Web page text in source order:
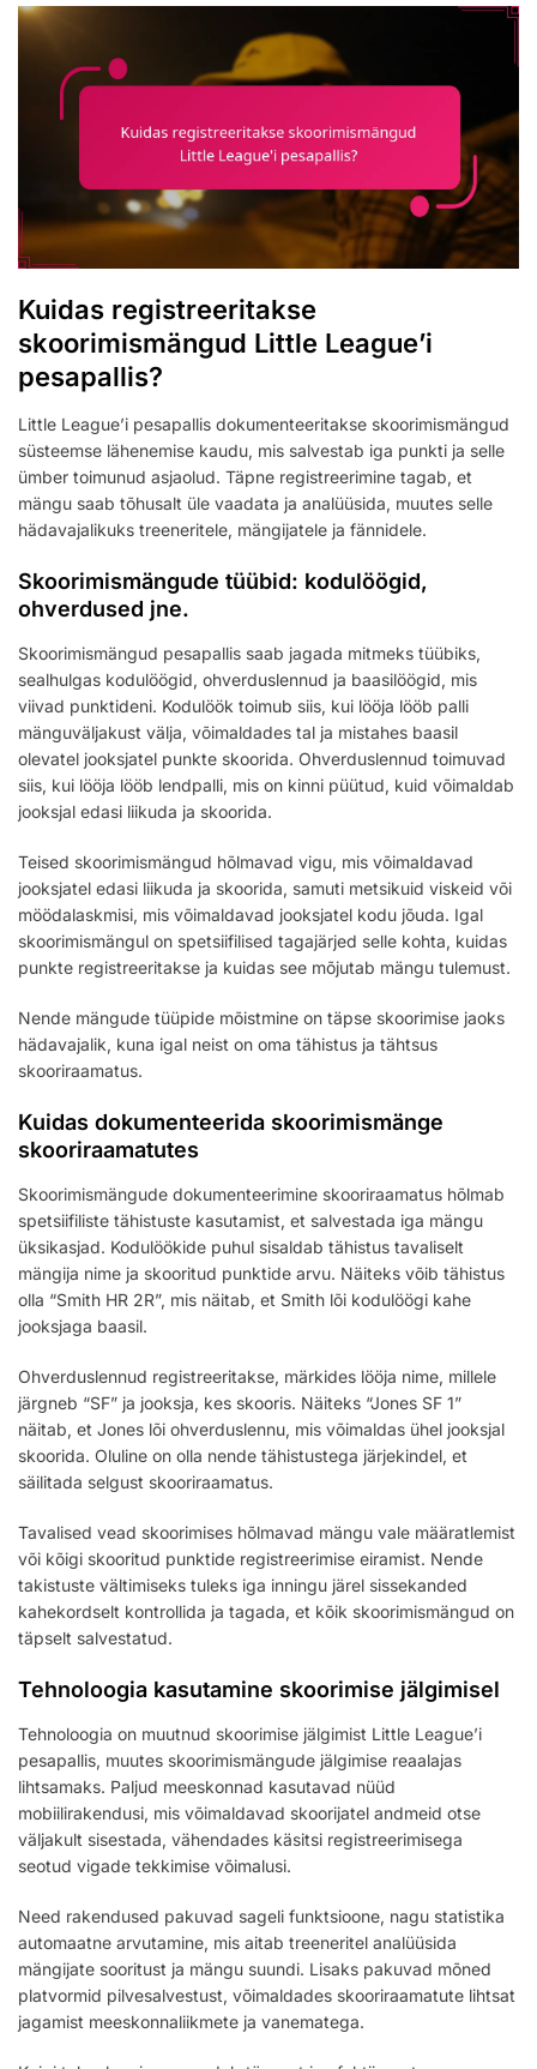
Kuidas registreeritakse
skoorimismängud Little League’i
pesapallis?
Little League’i pesapallis dokumenteeritakse skoorimismängud
süsteemse lähenemise kaudu, mis salvestab iga punkti ja selle
ümber toimunud asjaolud. Täpne registreerimine tagab, et
mängu saab tõhusalt üle vaadata ja analüüsida, muutes selle
hädavajalikuks treeneritele, mängijatele ja fännidele.
Skoorimismängude tüübid: kodulöögid,
ohverdused jne.
Skoorimismängud pesapallis saab jagada mitmeks tüübiks,
sealhulgas kodulöögid, ohverduslennud ja baasilöögid, mis
viivad punktideni. Kodulöök toimub siis, kui lööja lööb palli
mänguväljakust välja, võimaldades tal ja mistahes baasil
olevatel jooksjatel punkte skoorida. Ohverduslennud toimuvad
siis, kui lööja lööb lendpalli, mis on kinni püütud, kuid võimaldab
jooksjal edasi liikuda ja skoorida.
Teised skoorimismängud hõlmavad vigu, mis võimaldavad
jooksjatel edasi liikuda ja skoorida, samuti metsikuid viskeid või
möödalaskmisi, mis võimaldavad jooksjatel kodu jõuda. Igal
skoorimismängul on spetsiifilised tagajärjed selle kohta, kuidas
punkte registreeritakse ja kuidas see mõjutab mängu tulemust.
Nende mängude tüüpide mõistmine on täpse skoorimise jaoks
hädavajalik, kuna igal neist on oma tähistus ja tähtsus
skooriraamatus.
Kuidas dokumenteerida skoorimismänge
skooriraamatutes
Skoorimismängude dokumenteerimine skooriraamatus hõlmab
spetsiifiliste tähistuste kasutamist, et salvestada iga mängu
üksikasjad. Kodulöökide puhul sisaldab tähistus tavaliselt
mängija nime ja skooritud punktide arvu. Näiteks võib tähistus
olla “Smith HR 2R”, mis näitab, et Smith lõi kodulöögi kahe
jooksjaga baasil.
Ohverduslennud registreeritakse, märkides lööja nime, millele
järgneb “SF” ja jooksja, kes skooris. Näiteks “Jones SF 1”
näitab, et Jones lõi ohverduslennu, mis võimaldas ühel jooksjal
skoorida. Oluline on olla nende tähistustega järjekindel, et
säilitada selgust skooriraamatus.
Tavalised vead skoorimises hõlmavad mängu vale määratlemist
või kõigi skooritud punktide registreerimise eiramist. Nende
takistuste vältimiseks tuleks iga inningu järel sissekanded
kahekordselt kontrollida ja tagada, et kõik skoorimismängud on
täpselt salvestatud.
Tehnoloogia kasutamine skoorimise jälgimisel
Tehnoloogia on muutnud skoorimise jälgimist Little League’i
pesapallis, muutes skoorimismängude jälgimise reaalajas
lihtsamaks. Paljud meeskonnad kasutavad nüüd
mobiilirakendusi, mis võimaldavad skoorijatel andmeid otse
väljakult sisestada, vähendades käsitsi registreerimisega
seotud vigade tekkimise võimalusi.
Need rakendused pakuvad sageli funktsioone, nagu statistika
automaatne arvutamine, mis aitab treeneritel analüüsida
mängijate sooritust ja mängu suundi. Lisaks pakuvad mõned
platvormid pilvesalvestust, võimaldades skooriraamatute lihtsat
jagamist meeskonnaliikmete ja vanematega.